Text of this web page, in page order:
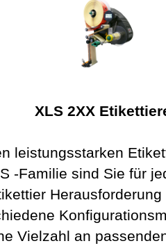
XLS 2XX
leistungsstarken
-Familie sind Sie für
Vielzahl an